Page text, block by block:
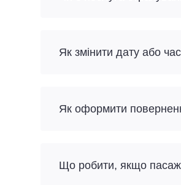
Як змінити дату або
Як оформити
Що робити, якщо